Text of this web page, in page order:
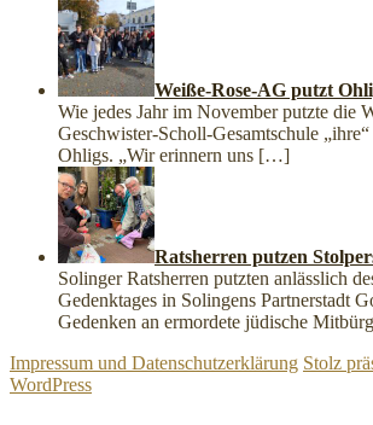
Weiße-Rose-AG putzt
Wie jedes Jahr im November putzte die
Geschwister-Scholl-Gesamtschule
Ohligs. „Wir erinnern uns […]
Ratsherren putzen
Solinger Ratsherren putzten anlässlich
Gedenktages in Solingens Partnerstadt
Gedenken an ermordete jüdische
Impressum und Datenschutzerklärung Stolz
WordPress